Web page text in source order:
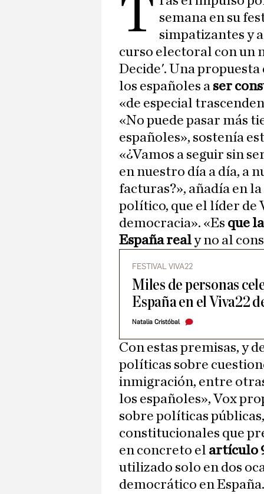
T semana en su
simpatizantes y
curso electoral con un
Decide'. Una propuesta
los españoles a ser
«de especial
«No puede pasar más
españoles», sostenía
«¿Vamos a seguir sin
en nuestro día a día, a
facturas?», añadía en
político, que el líder de
democracia». «Es que
España realy no al
FESTIVAL VIVA22
Miles de personas
España en el Viva22
Natalia Cristóbal
Con estas premisas, y
políticas sobre
inmigración, entre
los españoles», Vox
sobre políticas
constitucionales que
en concreto el artículo
utilizado solo en dos
democrático en